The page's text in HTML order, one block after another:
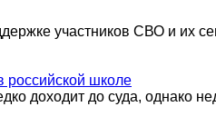
участников СВО и их
российской школе
доходит до суда, однако